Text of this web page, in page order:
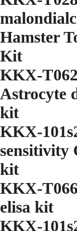
Hamster
Kit
KKX-
Astrocyte
kit
KKX-
sensitivity
kit
KKX-
elisa kit
KKX-